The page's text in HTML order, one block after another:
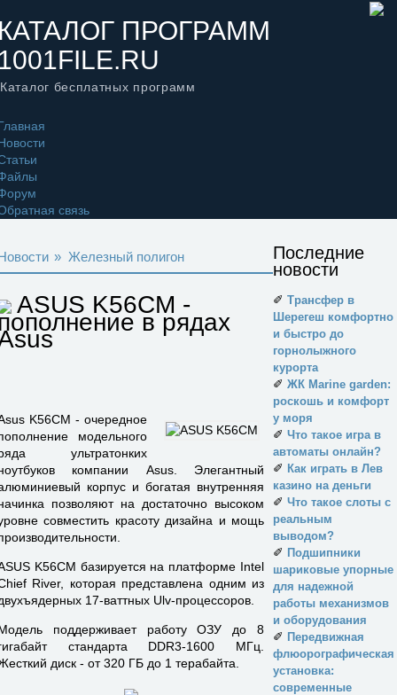
ПРОГРАММ
Каталог бесплатных программ
связь
» Железный полигон
ASUS K56CM -
в рядах
K56CM - очередное
модельного
ультратонких
компании Asus. Элегантный
корпус и богатая внутренняя
позволяют на достаточно высоком
совместить красоту дизайна и мощь
K56CM базируется на платформе Intel
River, которая представлена одним из
17-ваттных Ulv-процессоров.
поддерживает работу ОЗУ до 8
стандарта DDR3-1600 МГц.
диск - от 320 ГБ до 1 терабайта.
Последние
новости
✐ Трансфер в
Шерегеш комфортно
и быстро до
горнолыжного
курорта
✐ ЖК Marine garden:
роскошь и комфорт
у моря
✐ Что такое игра в
автоматы онлайн?
✐ Как играть в Лев
казино на деньги
✐ Что такое слоты с
реальным
выводом?
✐ Подшипники
шариковые упорные
для надежной
работы механизмов
и оборудования
✐ Передвижная
флюорографическая
установка:
современные